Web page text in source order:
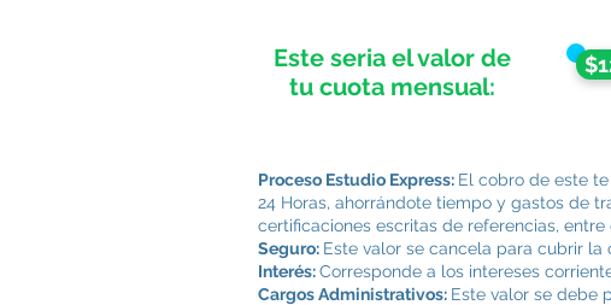
Este seria el valor de
tu cuota mensual:
Proceso Estudio Express: El cobro de este
24 Horas, ahorrándote tiempo y gastos de
certificaciones escritas de referencias,
Seguro: Este valor se cancela para cubrir
Interés:Corresponde a los intereses
Cargos Administrativos: Este valor se debe